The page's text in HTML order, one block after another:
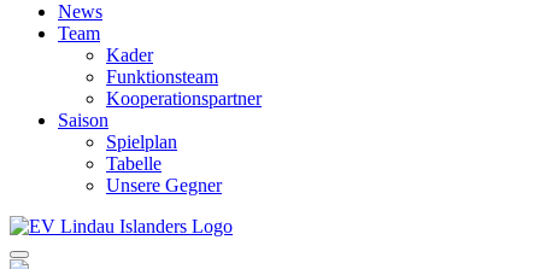
News
Team
Kader
Funktionsteam
Kooperationspartner
Saison
Spielplan
Tabelle
Unsere Gegner